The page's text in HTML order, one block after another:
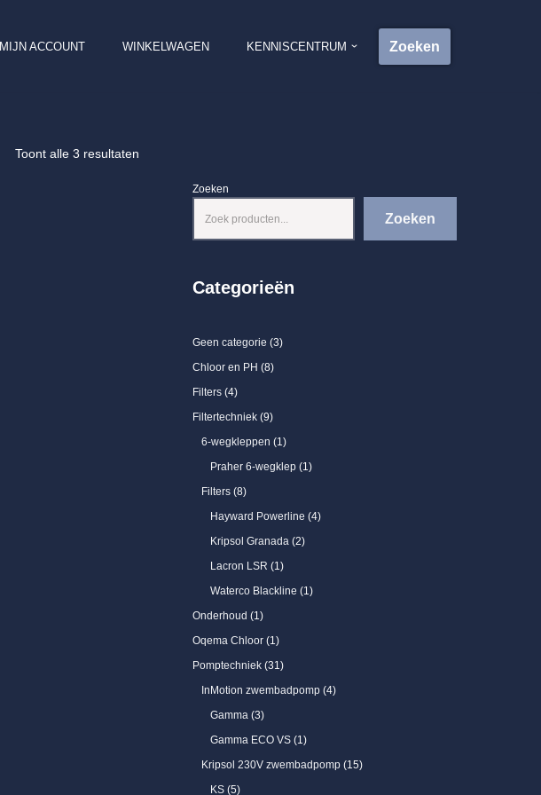
MIJN ACCOUNT WINKELWAGEN KENNISCENTRUM Zoeken
Toont alle 3 resultaten
Zoeken
Zoeken
Categorieën
Geen categorie 3
Chloor en PH
8
Filters 4
Filtertechniek 9
6-wegkleppen
1
Praher 6-wegklep 1
Filters 8
Hayward Powerline 4
Kripsol Granada 2
Lacron LSR
1
Waterco Blackline
1
Onderhoud
1
Oqema Chloor 1
Pomptechniek 31
InMotion zwembadpomp 4
Gamma 3
Gamma ECO VS 1
Kripsol 230V zwembadpomp 15
KS 5